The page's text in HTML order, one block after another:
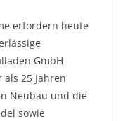
erfordern heute
GmbH
25 Jahren
Neubau und die
sowie